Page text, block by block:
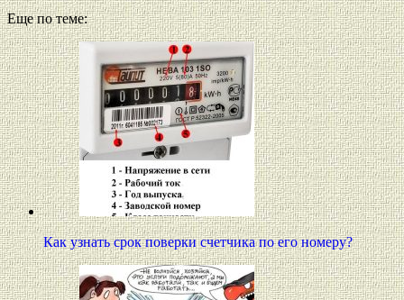
Еще по теме:
Как узнать срок поверки счетчика по его номеру?